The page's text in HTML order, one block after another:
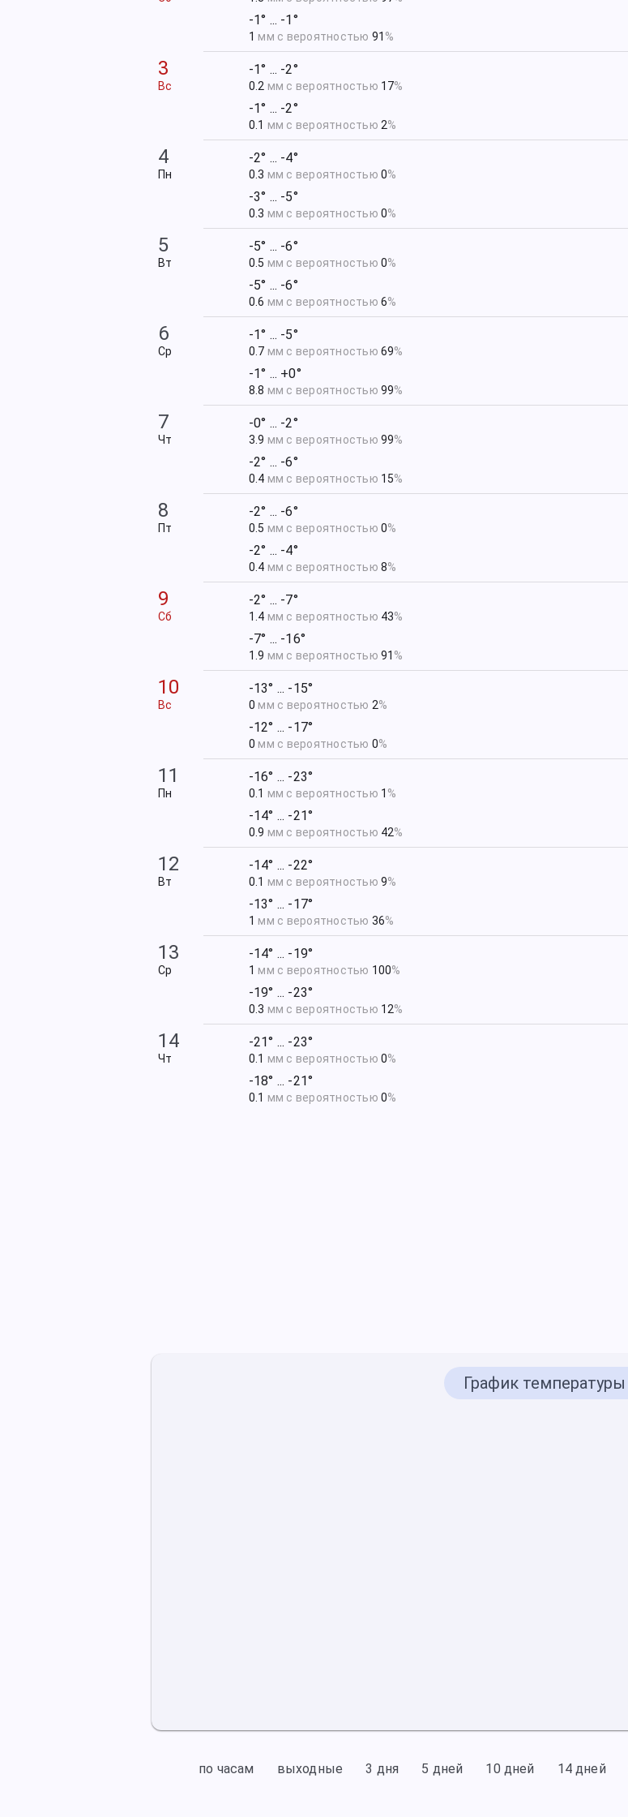
-1° ... -1°
1 мм с вероятностью 91 %
3
Вс
-1° ... -2°
0.2 мм с вероятностью 17%
-1° ... -2°
0.1 мм с вероятностью 2%
4
Пн
-2° ... -4°
0.3 мм с вероятностью0%
-3° ... -5°
0.3 мм с вероятностью0%
5
Вт
-5° ... -6°
0.5 мм с вероятностью0%
-5° ... -6°
0.6 мм с вероятностью6%
6
Ср
-1° ... -5°
0.7 мм с вероятностью69%
-1° ... +0°
8.8 мм с вероятностью99%
7
Чт
-0° ... -2°
3.9 мм с вероятностью99%
-2° ... -6°
0.4 мм с вероятностью 15%
8
Пт
-2° ... -6°
0.5 мм с вероятностью0%
-2° ... -4°
0.4 мм с вероятностью8%
9
Сб
-2° ... -7°
1.4 мм с вероятностью 43%
-7° ... -16°
1.9 мм с вероятностью91 %
10
Вс
-13° ... -15°
0 мм с вероятностью 2%
-12° ... -17°
0 мм с вероятностью 0%
11
Пн
-16° ... -23°
0.1 мм с вероятностью 1 %
-14° ... -21°
0.9 мм с вероятностью 42%
12
Вт
-14° ... -22°
0.1 мм с вероятностью9%
-13° ... -17°
1 мм с вероятностью 36%
13
Ср
-14° ... -19°
1 мм с вероятностью 100%
-19° ... -23°
0.3 мм с вероятностью 12%
14
Чт
-21° ... -23°
0.1 мм с вероятностью0%
-18° ... -21°
0.1 мм с вероятностью0%
График температуры
по часам выходные 3 дня 5 дней 10 дней 14 дней